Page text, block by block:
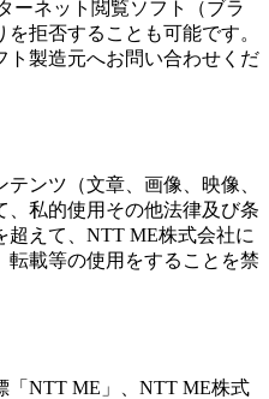
ーネット閲覧ソフト（ブラ
拒否することも可能です。
ト製造元へお問い合わせくだ
ンツ（文章、画像、映像、
私的使用その他法律及び条
えて、NTT ME株式会社に
載等の使用をすることを禁
「NTT ME」、NTT ME株式